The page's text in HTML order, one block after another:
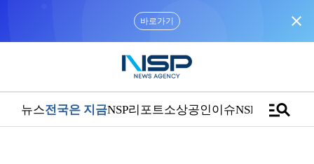
바로가기 close
뉴스전국은 지금NSP리포트소상공인이슈NSPTVmanage_search